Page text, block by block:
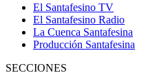
El Santafesino TV
El Santafesino Radio
La Cuenca Santafesina
Producción Santafesina
SECCIONES